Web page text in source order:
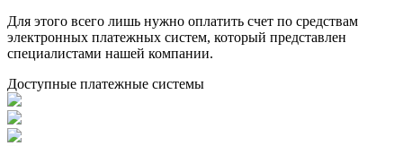
Для этого всего лишь нужно оплатить счет по средствам
электронных платежных систем, который представлен
специалистами нашей компании.
Доступные платежные системы